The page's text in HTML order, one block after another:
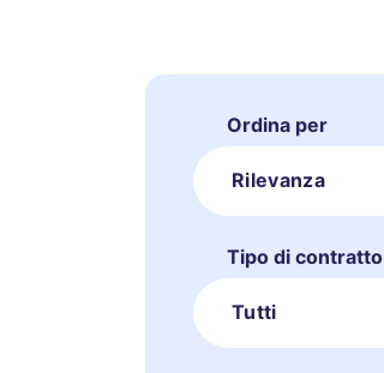
Ordina per
Rilevanza
Tipo di contratto
Tutti